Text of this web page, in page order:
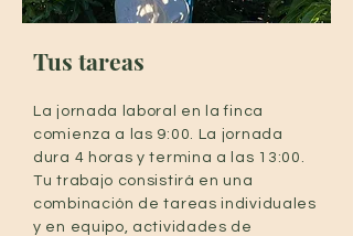
Tus tareas
La jornada laboral en la finca
comienza a las 9:00. La jornada
dura 4 horas y termina a las 13:00.
Tu trabajo consistirá en una
combinación de tareas individuales
y en equipo, actividades de